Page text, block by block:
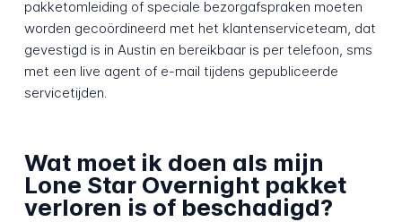
pakketomleiding of speciale bezorgafspraken moeten
worden gecoördineerd met het klantenserviceteam, dat
gevestigd is in Austin en bereikbaar is per telefoon, sms
met een live agent of e-mail tijdens gepubliceerde
servicetijden.
Wat moet ik doen als mijn
Lone Star Overnight pakket
verloren is of beschadigd?